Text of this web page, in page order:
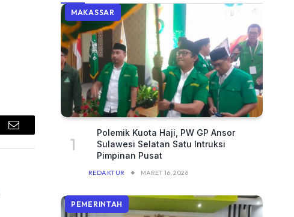
Email
MAKASSAR
Polemik Kuota Haji, PW GP Ansor
Sulawesi Selatan Satu Intruksi
Pimpinan Pusat
REDAKTUR MARET 16, 2026
PEMERINTAH